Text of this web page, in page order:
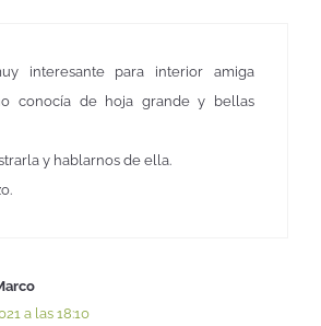
interesante para interior amiga
conocía de hoja grande y bellas
y hablarnos de ella.
a las 18:10